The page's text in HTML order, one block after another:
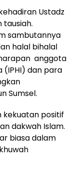
Ustadz
tausiah.
sambutannya
halal bihalal
anggota
(IPHI) dan para
Sumsel.
kekuatan positif
dakwah Islam.
biasa dalam